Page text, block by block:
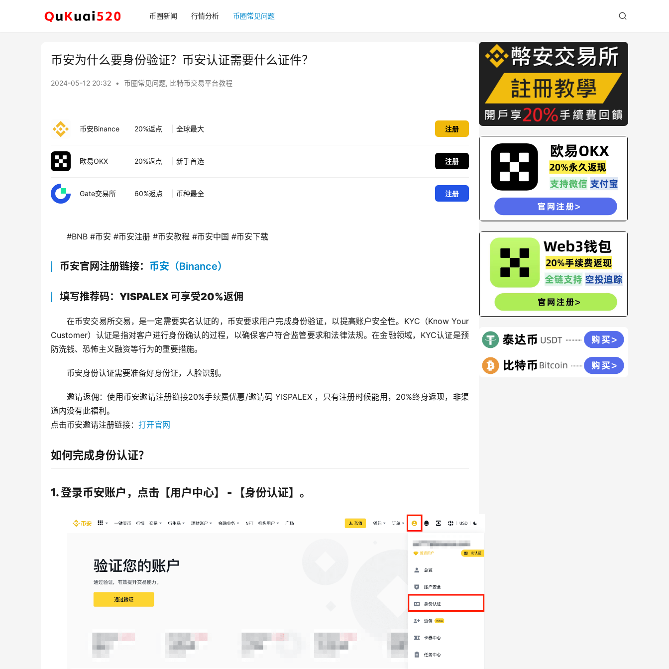
币圈新闻 行情分析 币圈常见问题
币安为什么要身份验证？币安认证需要什么证件？
2024-05-12 20:32 • 币圈常见问题, 比特币交易平台教程
币安Binance 20%返点 全球最大 注册
欧易OKX 20%返点 新手首选 注册
Gate交易所 60%返点 币种最全 注册
#BNB #币安 #币安注册 #币安教程 #币安中国 #币安下载
币安官网注册链接： 币安（Binance）
填写推荐码：YISPALEX 可享受20%返佣
在币安交易所交易，是一定需要实名认证的，币安要求用户完成身份验证，以提高账户安全性。KYC（Know Your
Customer）认证是指对客户进行身份确认的过程，以确保客户符合监管要求和法律法规。在金融领域，KYC认证是预
防洗钱、恐怖主义融资等行为的重要措施。
币安身份认证需要准备好身份证，人脸识别。
邀请返佣：使用币安邀请注册链接20%手续费优惠/邀请码 YISPALEX ，只有注册时候能用，20%终身返现，非渠
道内没有此福利。
点击币安邀请注册链接： 打开官网
如何完成身份认证？
1. 登录币安账户，点击【用户中心】 - 【身份认证】。